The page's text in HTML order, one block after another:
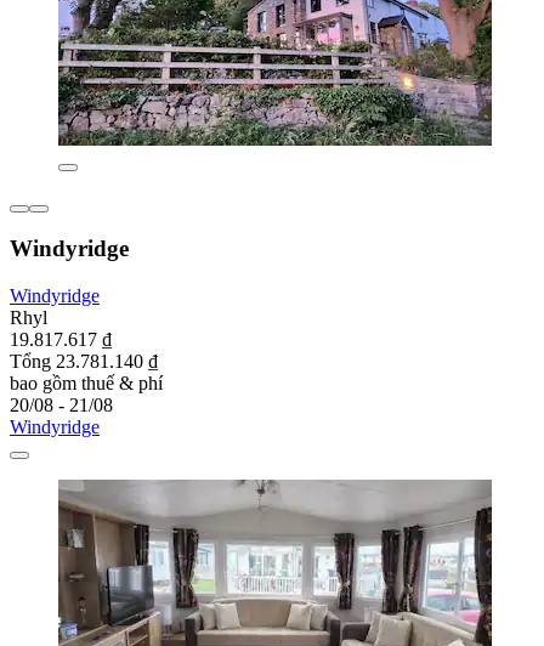
Windyridge
Windyridge
Rhyl
19.817.617 ₫
Tổng 23.781.140 ₫
bao gồm thuế & phí
20/08 - 21/08
Windyridge